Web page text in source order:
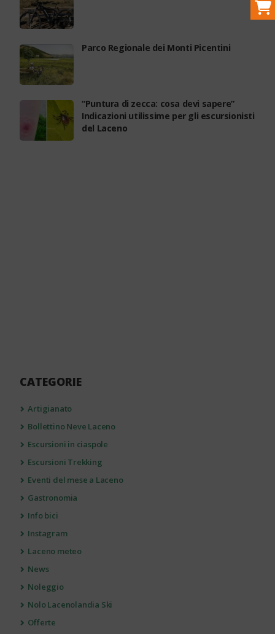
Parco Regionale dei Monti Picentini
“Puntura di zecca: cosa devi sapere”
Indicazioni utilissime per gli escursionisti
del Laceno
CATEGORIE
Artigianato
Bollettino Neve Laceno
Escursioni in ciaspole
Escursioni Trekking
Eventi del mese a Laceno
Gastronomia
Info bici
Instagram
Laceno meteo
News
Noleggio
Nolo Lacenolandia Ski
Offerte